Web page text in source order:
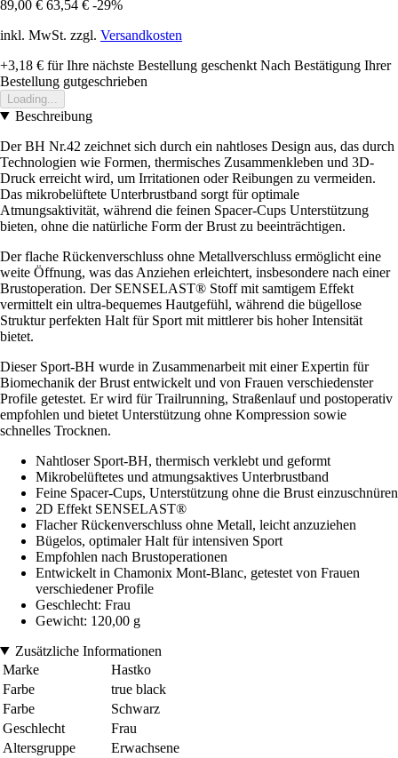
89,00 € 63,54 € -29%
inkl. MwSt. zzgl. Versandkosten
+3,18 € für Ihre nächste Bestellung geschenkt Nach Bestätigung Ihrer
Bestellung gutgeschrieben
Loading...
Beschreibung
Der BH Nr.42 zeichnet sich durch ein nahtloses Design aus, das durch
Technologien wie Formen, thermisches Zusammenkleben und 3D-
Druck erreicht wird, um Irritationen oder Reibungen zu vermeiden.
Das mikrobelüftete Unterbrustband sorgt für optimale
Atmungsaktivität, während die feinen Spacer-Cups Unterstützung
bieten, ohne die natürliche Form der Brust zu beeinträchtigen.
Der flache Rückenverschluss ohne Metallverschluss ermöglicht eine
weite Öffnung, was das Anziehen erleichtert, insbesondere nach einer
Brustoperation. Der SENSELAST® Stoff mit samtigem Effekt
vermittelt ein ultra-bequemes Hautgefühl, während die bügellose
Struktur perfekten Halt für Sport mit mittlerer bis hoher Intensität
bietet.
Dieser Sport-BH wurde in Zusammenarbeit mit einer Expertin für
Biomechanik der Brust entwickelt und von Frauen verschiedenster
Profile getestet. Er wird für Trailrunning, Straßenlauf und postoperativ
empfohlen und bietet Unterstützung ohne Kompression sowie
schnelles Trocknen.
Nahtloser Sport-BH, thermisch verklebt und geformt
Mikrobelüftetes und atmungsaktives Unterbrustband
Feine Spacer-Cups, Unterstützung ohne die Brust einzuschnüren
2D Effekt SENSELAST®
Flacher Rückenverschluss ohne Metall, leicht anzuziehen
Bügelos, optimaler Halt für intensiven Sport
Empfohlen nach Brustoperationen
Entwickelt in Chamonix Mont-Blanc, getestet von Frauen
verschiedener Profile
Geschlecht: Frau
Gewicht: 120,00 g
Zusätzliche Informationen
Marke
Hastko
Farbe
true black
Farbe
Schwarz
Geschlecht
Frau
Altersgruppe
Erwachsene